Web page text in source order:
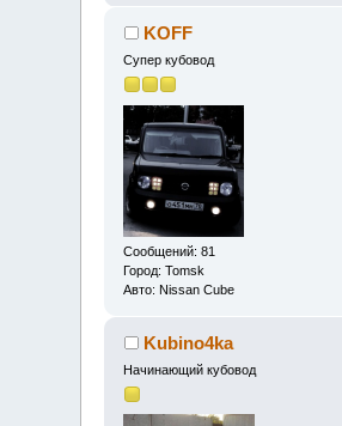
KOFF
Супер кубовод
Сообщений: 81
Город: Tomsk
Авто: Nissan Cube
Kubino4ka
Начинающий кубовод